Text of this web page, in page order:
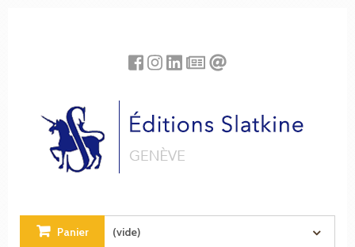
Panier (vide)